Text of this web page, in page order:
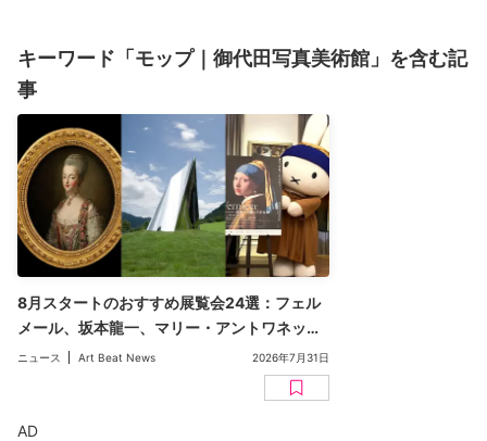
キーワード「モップ｜御代田写真美術館」を含む記
事
8月スタートのおすすめ展覧会24選：フェル
メール、坂本龍一、マリー・アントワネッ
ト、多田美波など【2026年版】
ニュース Art Beat News 2026年7月31日
AD